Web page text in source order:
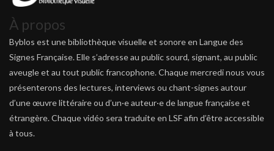
À propos
Byblos est une bibliothèque visuelle et sonore en Langue des
Signes Française. Elle s’adresse au public sourd, signant, au public
aveugle et au tout public francophone. Chaque mercredi nous vous
présenterons des lectures, interviews ou chant-signes autour
d’une œuvre littéraire ou d’un·e auteur·e de langue française et
étrangère. Chaque vidéo sera traduite en LSF afin d’être accessible
à tous.